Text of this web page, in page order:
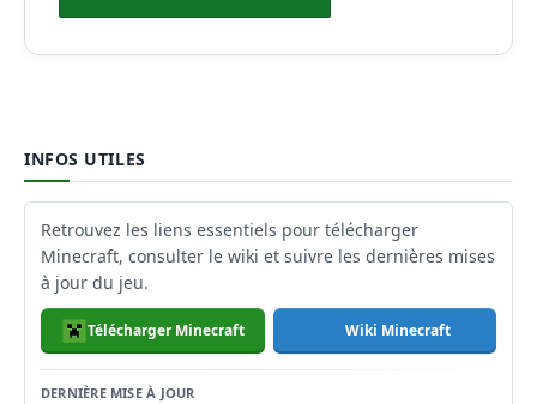
INFOS UTILES
Retrouvez les liens essentiels pour télécharger
Minecraft, consulter le wiki et suivre les dernières mises
à jour du jeu.
Télécharger Minecraft Wiki Minecraft
DERNIÈRE MISE À JOUR